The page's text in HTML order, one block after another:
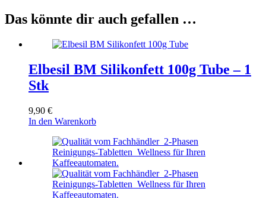
Das könnte dir auch gefallen …
Elbesil BM Silikonfett 100g Tube – 1
Stk
9,90 €
In den Warenkorb